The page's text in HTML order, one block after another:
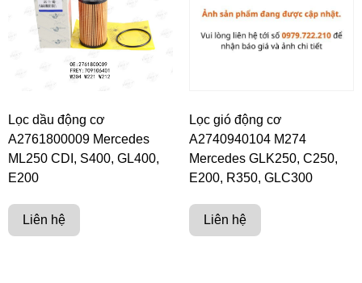
Lọc dầu động cơ
A2761800009 Mercedes
ML250 CDI, S400, GL400,
E200
Liên hệ
Lọc gió động cơ
A2740940104 M274
Mercedes GLK250, C250,
E200, R350, GLC300
Liên hệ